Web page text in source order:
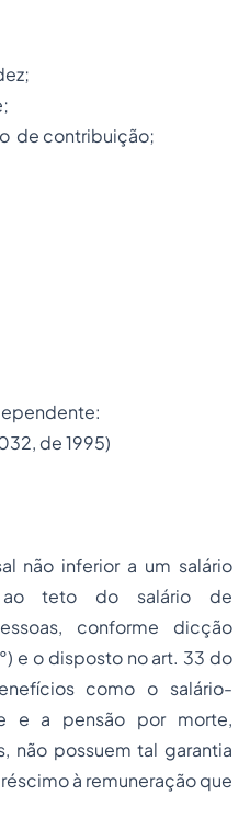
de contribuição;
de 1995)
não inferior a um salário
ao teto do salário de
conforme dicção
e o disposto no art. 33 do
como o salário-
e a pensão por morte,
não possuem tal garantia
à remuneração que